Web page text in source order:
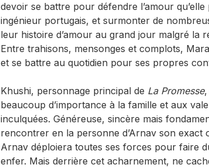
devoir se battre pour défendre l’amour
ingénieur portugais, et surmonter de
leur histoire d’amour au grand jour malgré la
Entre trahisons, mensonges et complots,
et se battre au quotidien pour ses propres
Khushi, personnage principal de La Promesse,
beaucoup d’importance à la famille et aux
inculquées. Généreuse, sincère mais
rencontrer en la personne d’Arnav son exact
Arnav déploiera toutes ses forces pour faire
enfer. Mais derrière cet acharnement, ne